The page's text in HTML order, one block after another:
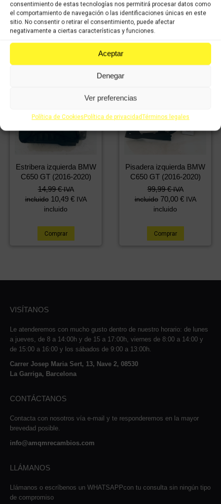
consentimiento de estas tecnologías nos permitirá procesar datos como
el comportamiento de navegación o las identificaciones únicas en este
sitio. No consentir o retirar el consentimiento, puede afectar
negativamente a ciertas características y funciones.
Aceptar
Denegar
Ver preferencias
Política de CookiesPolítica de privacidadTérminos legales
Comprar Comprar
Estribera izquierda BMW
C650 GT (2016-2020)
14,99€ IVA
incluido 10,49 € IVA
incluido
Comprar
Pisadera izquierda BMW
C650 GT (2016-2020)
99,99€ IVA
incluido 70,00 € IVA
incluido
Comprar
VISÍTANOS
Le atenderemos con mucho gusto dentro de nuestro horario: de lunes
a jueves, de 8 a 14:00h y de 15 a 17:00h, viernes de 8:00 a 14:00 y
de 15:00 a 16:00 y los sábados de 9:00 a 13:00h.
Carrer Josep Maria Sert, 13, Nave 2, 08530
La Garriga, Barcelona
CONTÁCTANOS
Contacta con nosotros vía e-mail y te responderemos en la mayor
brevedad posible.
info@amqmrecambios.com
LLÁMANOS
Llámanos o escríbenos un WHATSAPPcon tu consulta sin ningún tipo
de compromiso